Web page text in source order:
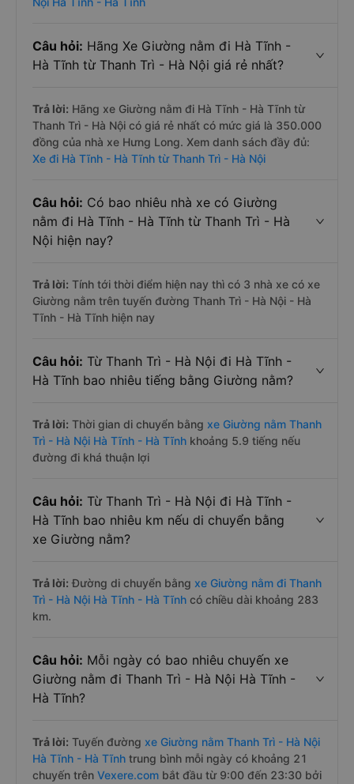
Câu hỏi: Hãng Xe Giường nằm đi Hà Tĩnh -
Hà Tĩnh từ Thanh Trì - Hà Nội giá rẻ nhất?
Trả lời: Hãng xe Giường nằm đi Hà Tĩnh - Hà Tĩnh từ
Thanh Trì - Hà Nội có giá rẻ nhất có mức giá là 350.000
đồng của nhà xe Hưng Long. Xem danh sách đầy đủ:
Xe đi Hà Tĩnh - Hà Tĩnh từ Thanh Trì - Hà Nội
Câu hỏi: Có bao nhiêu nhà xe có Giường
nằm đi Hà Tĩnh - Hà Tĩnh từ Thanh Trì - Hà
Nội hiện nay?
Trả lời: Tính tới thời điểm hiện nay thì có 3 nhà xe có xe
Giường nằm trên tuyến đường Thanh Trì - Hà Nội - Hà
Tĩnh - Hà Tĩnh hiện nay
Câu hỏi: Từ Thanh Trì - Hà Nội đi Hà Tĩnh -
Hà Tĩnh bao nhiêu tiếng bằng Giường nằm?
Trả lời: Thời gian di chuyển bằng xe Giường nằm Thanh
Trì - Hà Nội Hà Tĩnh - Hà Tĩnh khoảng 5.9 tiếng nếu
đường đi khá thuận lợi
Câu hỏi: Từ Thanh Trì - Hà Nội đi Hà Tĩnh -
Hà Tĩnh bao nhiêu km nếu di chuyển bằng
xe Giường nằm?
Trả lời: Đường di chuyển bằng xe Giường nằm đi Thanh
Trì - Hà Nội Hà Tĩnh - Hà Tĩnh có chiều dài khoảng 283
km.
Câu hỏi: Mỗi ngày có bao nhiêu chuyến xe
Giường nằm đi Thanh Trì - Hà Nội Hà Tĩnh -
Hà Tĩnh?
Trả lời: Tuyến đường xe Giường nằm Thanh Trì - Hà Nội
Hà Tĩnh - Hà Tĩnh trung bình mỗi ngày có khoảng 21
chuyến trên Vexere.com bắt đầu từ 9:00 đến 23:30 bởi